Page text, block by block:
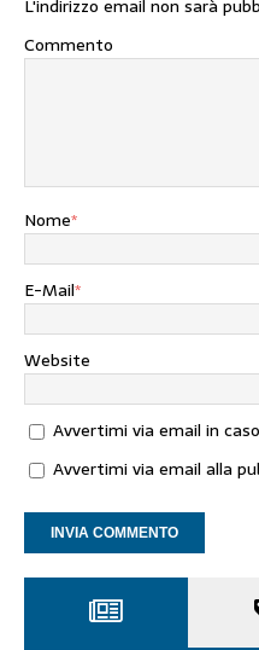
L'indirizzo email non sarà
Commento
Nome*
E-Mail*
Website
Avvertimi via email in
Avvertimi via email alla